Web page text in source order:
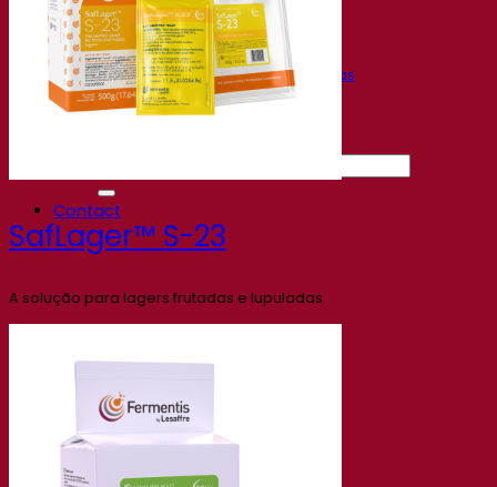
Gravações de webinars
Recursos
Centro de conhecimento
Percepções de especialistas
Documentations
Fermentis app
Contact
SafLager™ S-23
A solução para lagers frutadas e lupuladas